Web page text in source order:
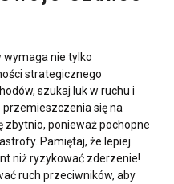
wymaga nie tylko
strategicznego
szukaj luk w ruchu i
się na
zbytnio, ponieważ pochopne
Pamiętaj, że lepiej
niż ryzykować zderzenie!
ruch przeciwników, aby